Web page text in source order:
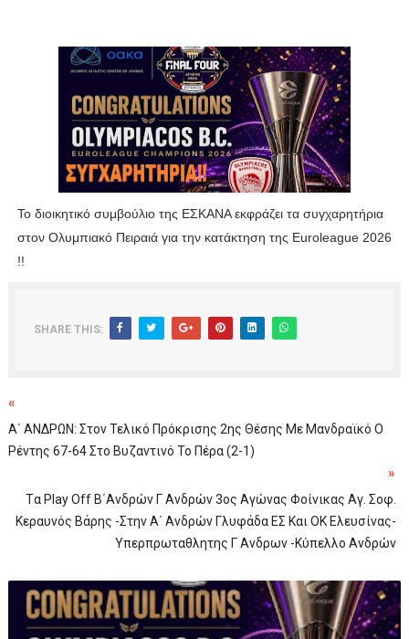
TEΛΙΚΟΣ ΚΥΠΕΛΛΟΥ: Κυπελλούχος ο Μανδραϊκός σε ματς
ΧΡΟΝΙΑ ΠΟΛΛΑ ΣΤΟ ΕΛΛΗΝΙΚΟ ΜΠΑΣΚΕΤ : 39Η ΕΠΕΤΕΙΟΣ ΑΠΟ
Ο δρόμος για τον 29ο τελικό κυπέλλου ανδρών ΕΣΚΑΝΑ
U21: Τεράστια πρόκριση για τον Πανελευσινιακό στον
Γ΄ανδρών play offs : "Σκληρό" καρύδι η Φιλία Περάματος
To διοικητικό συμβούλιο της ΕΣΚΑΝΑ εκφράζει τα συγχαρητήρια
στον Ολυμπιακό Πειραιά για την κατάκτηση της Εuroleague 2026
!!
SHARE THIS:
«
Α΄ ΑΝΔΡΩΝ: Στον Τελικό Πρόκρισης 2ης Θέσης Με Μανδραϊκό Ο
Ρέντης 67-64 Στο Βυζαντινό Το Πέρα (2-1)
»
Tα Play Off Β΄ανδρών Γ Ανδρών 3ος Αγώνας Φοίνικας Αγ. Σοφ.
Κεραυνός Βάρης -Στην Α΄ Ανδρών Γλυφάδα ΕΣ Και ΟΚ Ελευσίνας-
Υπερπρωταθλητης Γ Ανδρων -Κύπελλο Ανδρών